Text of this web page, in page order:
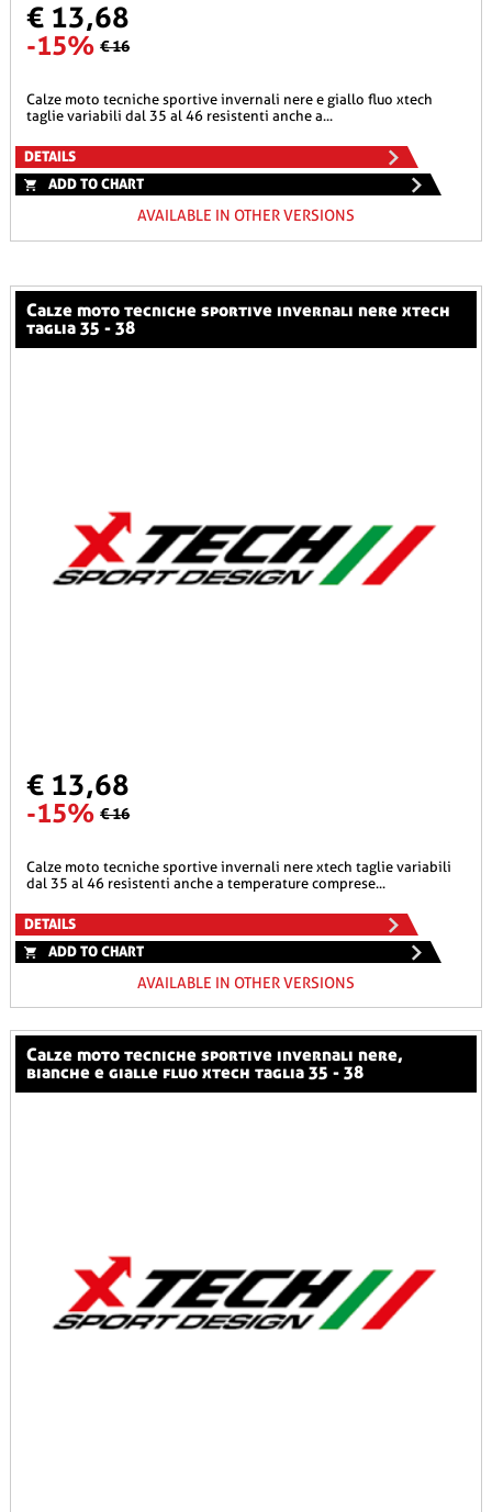
€ 13,68
-15% € 16
calze moto tecniche sportive invernali nere e giallo fluo xtech
taglie variabili dal 35 al 46 resistenti anche a...
DETAILS
ADD TO CHART
AVAILABLE IN OTHER VERSIONS
calze moto tecniche sportive invernali nere xtech
taglia 35 - 38
€ 13,68
-15% € 16
calze moto tecniche sportive invernali nere xtech taglie variabili
dal 35 al 46 resistenti anche a temperature comprese...
DETAILS
ADD TO CHART
AVAILABLE IN OTHER VERSIONS
calze moto tecniche sportive invernali nere,
bianche e gialle fluo xtech taglia 35 - 38